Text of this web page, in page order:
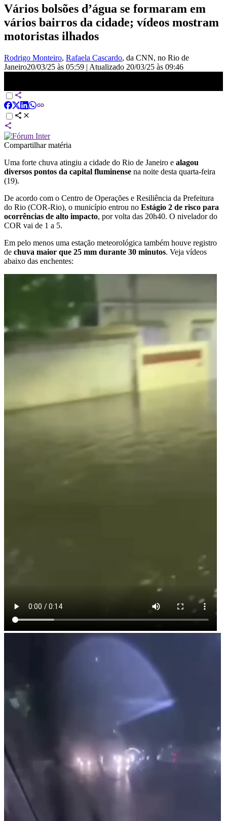
Vários bolsões d’água se formaram em
vários bairros da cidade; vídeos mostram
motoristas ilhados
Rodrigo Monteiro, Rafaela Cascardo, da CNN, no Rio de
Janeiro20/03/25 às 05:59 | Atualizado 20/03/25 às 09:46
Compartilhar matéria
Uma forte chuva atingiu a cidade do Rio de Janeiro e alagou
diversos pontos da capital fluminense na noite desta quarta-feira
(19).
De acordo com o Centro de Operações e Resiliência da Prefeitura
do Rio (COR-Rio), o município entrou no Estágio 2 de risco para
ocorrências de alto impacto, por volta das 20h40. O nivelador do
COR vai de 1 a 5.
Em pelo menos uma estação meteorológica também houve registro
de chuva maior que 25 mm durante 30 minutos. Veja vídeos
abaixo das enchentes: